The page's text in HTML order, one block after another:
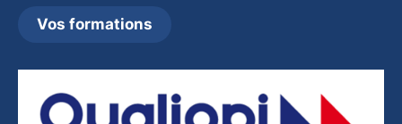
Vos formations